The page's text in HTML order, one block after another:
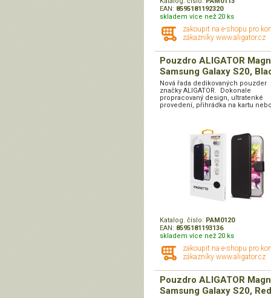
EAN: 8595181192320
skladem více než 20 ks
zakoupit na e-shopu pro
zákazníky www.aligator.cz
Pouzdro ALIGATOR
Samsung Galaxy S20,
Nová řada dedikovaných pouzder
značky ALIGATOR. Dokonale
propracovaný design, ultratenké
provedení, přihrádka na kartu
Katalog. číslo: PAM0120
EAN: 8595181193136
skladem více než 20 ks
zakoupit na e-shopu pro
zákazníky www.aligator.cz
Pouzdro ALIGATOR
Samsung Galaxy S20, Red